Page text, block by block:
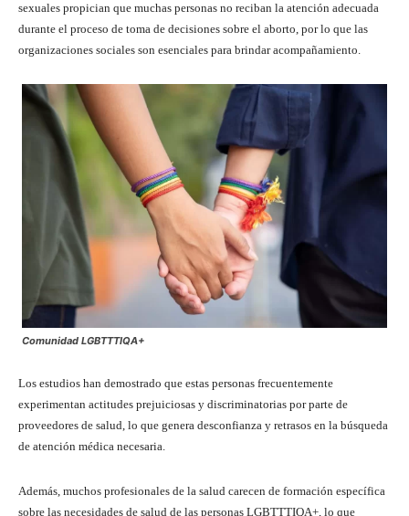
sexuales propician que muchas personas no reciban la atención adecuada
durante el proceso de toma de decisiones sobre el aborto, por lo que las
organizaciones sociales son esenciales para brindar acompañamiento.
Comunidad LGBTTTIQA+
Los estudios han demostrado que estas personas frecuentemente
experimentan actitudes prejuiciosas y discriminatorias por parte de
proveedores de salud, lo que genera desconfianza y retrasos en la búsqueda
de atención médica necesaria.
Además, muchos profesionales de la salud carecen de formación específica
sobre las necesidades de salud de las personas LGBTTTIQA+, lo que